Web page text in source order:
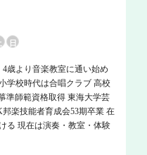
日
歳より音楽教室に通い始め
学校時代は合唱クラブ 高校
準師範資格取得 東海大学芸
楽技能者育成会53期卒業 在
る 現在は演奏・教室・体験